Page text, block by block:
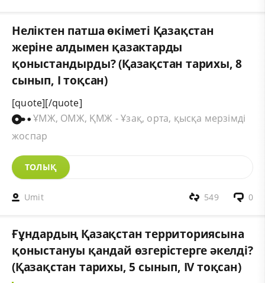
Неліктен патша өкіметі Қазақстан
жеріне алдымен қазактарды
қоныстандырды? (Қазақстан тарихы, 8
сынып, І тоқсан)
[quote][/quote]
ҰМЖ, ОМЖ, ҚМЖ - Ұзақ, орта, қысқа мерзімді
жоспар
ТОЛЫҚ
Umit 0
549
Ғұндардың Қазақстан территориясына
қоныстануы қандай өзгерістерге әкелді?
(Қазақстан тарихы, 5 сынып, ІV тоқсан)